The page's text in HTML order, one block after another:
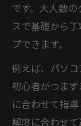
初心者に
DTM
未経
ン
楽譜
無料
です。大人数
スで基礎から
プできます。
例えば、パソコ
初心者がつま
に合わせて指